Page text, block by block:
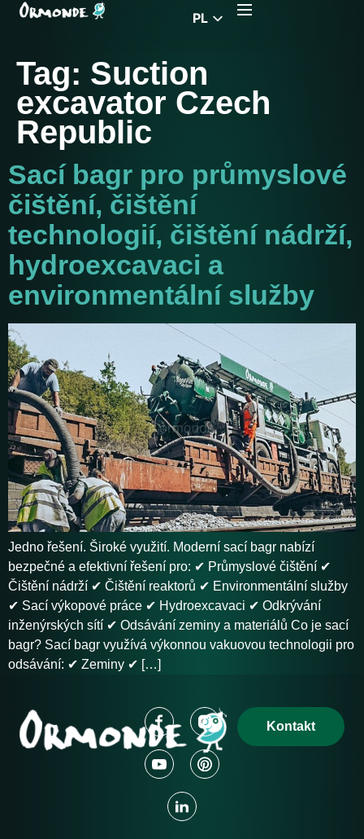
PL
CZ
DE
HU
Tag: Suction
excavator Czech
Republic
Sací bagr pro průmyslové
čištění, čištění
technologií, čištění nádrží,
hydroexcavaci a
environmentální služby
Jedno řešení. Široké využití. Moderní sací bagr nabízí
bezpečné a efektivní řešení pro: ✔ Průmyslové čištění ✔
Čištění nádrží ✔ Čištění reaktorů ✔ Environmentální služby
✔ Sací výkopové práce ✔ Hydroexcavaci ✔ Odkrývání
inženýrských sítí ✔ Odsávání zeminy a materiálů Co je sací
bagr? Sací bagr využívá výkonnou vakuovou technologii pro
odsávání: ✔ Zeminy ✔ […]
Kontakt